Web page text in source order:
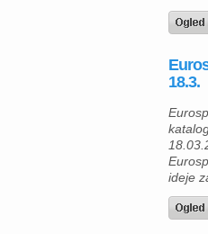
vas
za
vas
18.3.
ideje
lahko